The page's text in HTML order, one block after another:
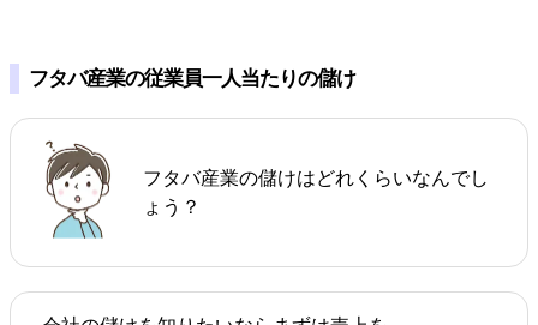
フタバ産業の従業員一人当たりの儲け
フタバ産業の儲けはどれくらいなんでし
ょう？